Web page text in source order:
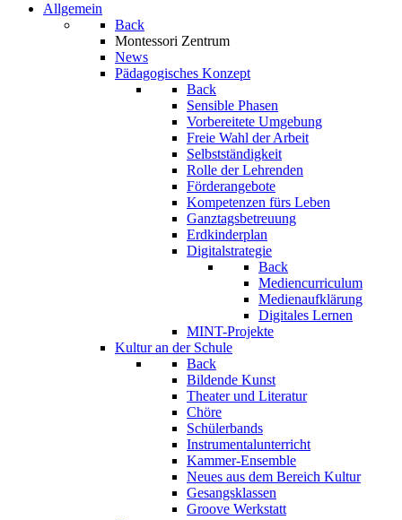
Allgemein
Back
Montessori Zentrum
News
Pädagogisches Konzept
Back
Sensible Phasen
Vorbereitete Umgebung
Freie Wahl der Arbeit
Selbstständigkeit
Rolle der Lehrenden
Förderangebote
Kompetenzen fürs Leben
Ganztagsbetreuung
Erdkinderplan
Digitalstrategie
Back
Mediencurriculum
Medienaufklärung
Digitales Lernen
MINT-Projekte
Kultur an der Schule
Back
Bildende Kunst
Theater und Literatur
Chöre
Schülerbands
Instrumentalunterricht
Kammer-Ensemble
Neues aus dem Bereich Kultur
Gesangsklassen
Groove Werkstatt